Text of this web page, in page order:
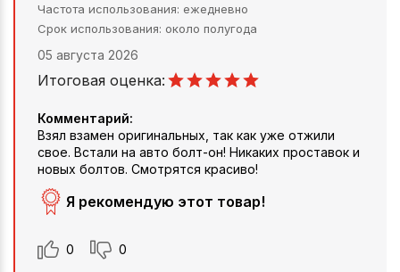
Частота использования ежедневно
Срок использования около полугода
05 августа 2026
Итоговая оценка:
Комментарий:
Взял взамен оригинальных, так как уже отжили
свое. Встали на авто болт-он! Никаких проставок и
новых болтов. Смотрятся красиво!
Я рекомендую этот товар!
0 0